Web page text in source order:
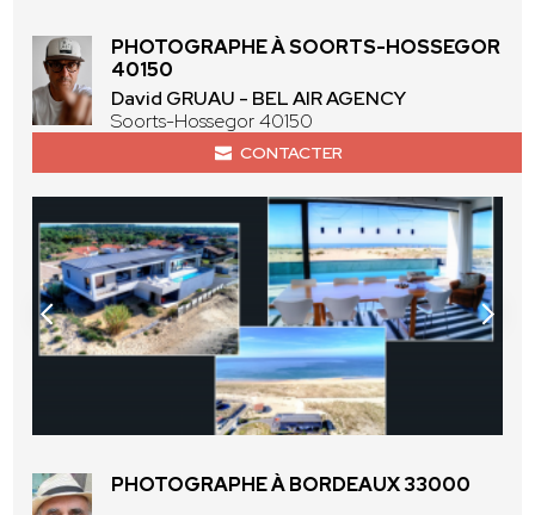
PHOTOGRAPHE À SOORTS-HOSSEGOR
40150
David GRUAU - BEL AIR AGENCY
Soorts-Hossegor 40150
CONTACTER
PHOTOGRAPHE À BORDEAUX 33000